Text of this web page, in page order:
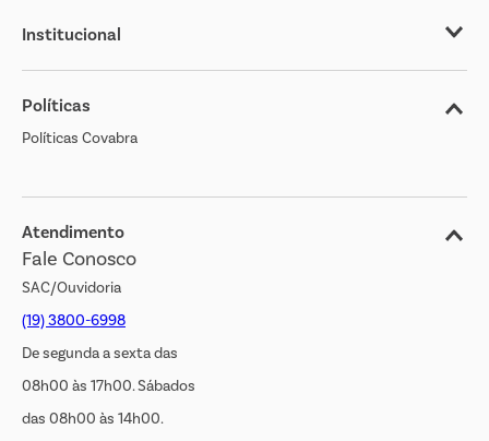
Institucional
Sobre o Covabra
Nossas Lojas
Cliente Bem Estar
Jornal de Ofertas
Transparência Salarial
Políticas
Políticas Covabra
Atendimento
Fale Conosco
SAC/Ouvidoria
(19) 3800-6998
De segunda a sexta das
08h00 às 17h00. Sábados
das 08h00 às 14h00.